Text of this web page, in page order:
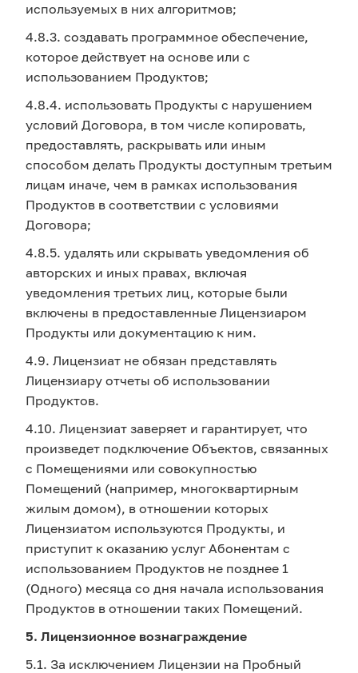
используемых в них алгоритмов;
4.8.3. создавать программное обеспечение,
которое действует на основе или с
использованием Продуктов;
4.8.4. использовать Продукты с нарушением
условий Договора, в том числе копировать,
предоставлять, раскрывать или иным
способом делать Продукты доступным третьим
лицам иначе, чем в рамках использования
Продуктов в соответствии с условиями
Договора;
4.8.5. удалять или скрывать уведомления об
авторских и иных правах, включая
уведомления третьих лиц, которые были
включены в предоставленные Лицензиаром
Продукты или документацию к ним.
4.9. Лицензиат не обязан представлять
Лицензиару отчеты об использовании
Продуктов.
4.10. Лицензиат заверяет и гарантирует, что
произведет подключение Объектов, связанных
с Помещениями или совокупностью
Помещений (например, многоквартирным
жилым домом), в отношении которых
Лицензиатом используются Продукты, и
приступит к оказанию услуг Абонентам с
использованием Продуктов не позднее 1
(Одного) месяца со дня начала использования
Продуктов в отношении таких Помещений.
5. Лицензионное вознаграждение
5.1. За исключением Лицензии на Пробный